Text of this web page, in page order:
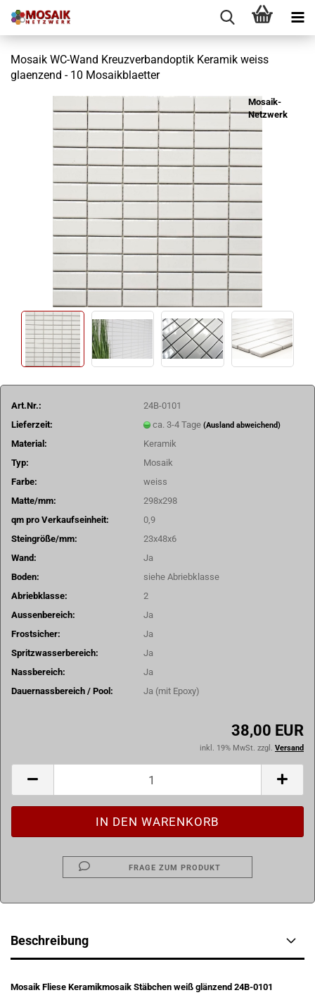
Mosaik WC-Wand Kreuzverbandoptik Keramik weiss
glaenzend - 10 Mosaikblaetter
Mosaik-
Netzwerk
Art.Nr.:
24B-0101
Lieferzeit:
ca. 3-4 Tage(Ausland abweichend)
Material:
Keramik
Typ:
Mosaik
Farbe:
weiss
Matte/mm:
298x298
qm pro Verkaufseinheit:
0,9
Steingröße/mm:
23x48x6
Wand:
Ja
Boden:
siehe Abriebklasse
Abriebklasse:
2
Aussenbereich:
Ja
Frostsicher:
Ja
Spritzwasserbereich:
Ja
Nassbereich:
Ja
Dauernassbereich / Pool:
Ja (mit Epoxy)
38,00 EUR
inkl. 19% MwSt. zzgl. Versand
FRAGE ZUM PRODUKT
Beschreibung
Mosaik Fliese Keramikmosaik Stäbchen weiß glänzend 24B-0101